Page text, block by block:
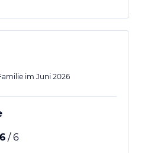
im Juni 2026
6 / 6